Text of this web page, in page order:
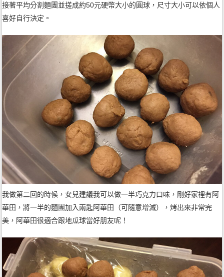
接著平均分割麵團並搓成約50元硬幣大小的圓球，尺寸大小可以依個人
喜好自行決定。
我做第二回的時候，女兒建議我可以做一半巧克力口味，剛好家裡有阿
華田，將一半的麵團加入兩匙阿華田（可隨意增減），烤出來非常完
美，阿華田很適合跟地瓜球當好朋友呢！